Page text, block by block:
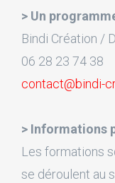
> Un
Bindi Création /
06 28 23 74 38
contact@bindi-
> Informations
Les formations
se déroulent au